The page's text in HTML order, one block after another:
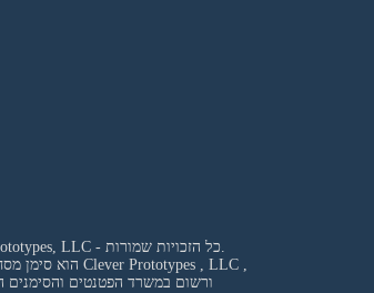
© 2026 - Clever Prototypes, LLC - כל הזכויות שמורות.
Clever Prototypes , LLC ,
ורשום במשרד הפטנטים